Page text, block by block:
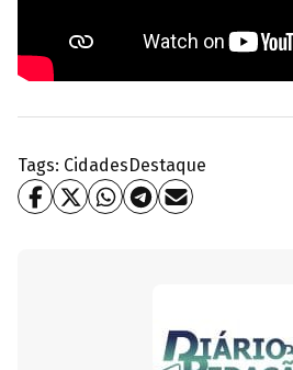
Tags: Cidades Destaque